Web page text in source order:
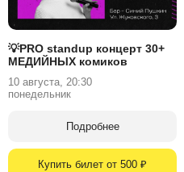
💡PRO standup концерт 30+
МЕДИЙНЫХ комиков
10 августа, 20:30
понедельник
Подробнее
Купить билет от 500 ₽